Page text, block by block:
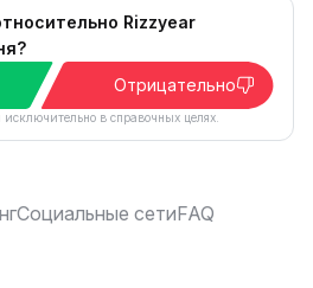
Rizzyear
Отрицательно
в справочных целях.
Социальные сетиFAQ